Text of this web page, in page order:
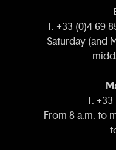
T. +33 (0)4 69
Saturday (and
T.
From 8 a.m. to